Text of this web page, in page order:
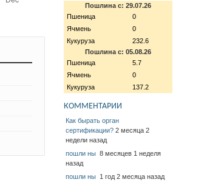
Пошлина с: 29.07.26
Пшеница
0
Ячмень
0
Кукуруза
232.6
Пошлина с: 05.08.26
Пшеница
5.7
Ячмень
0
Кукуруза
137.2
КОММЕНТАРИИ
Как бырать орган
сертификации? 2 месяца 2
недели назад
пошли ны 8 месяцев 1 неделя
назад
пошли ны 1 год 2 месяца назад